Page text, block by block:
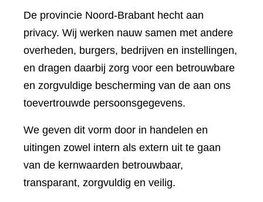
De provincie Noord-Brabant hecht aan
privacy. Wij werken nauw samen met andere
overheden, burgers, bedrijven en instellingen,
en dragen daarbij zorg voor een betrouwbare
en zorgvuldige bescherming van de aan ons
toevertrouwde persoonsgegevens.
We geven dit vorm door in handelen en
uitingen zowel intern als extern uit te gaan
van de kernwaarden betrouwbaar,
transparant, zorgvuldig en veilig.